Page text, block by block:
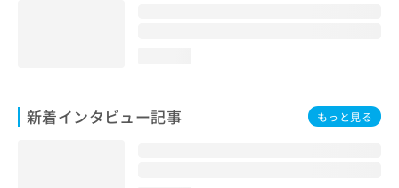
新着インタビュー記事 もっと見る